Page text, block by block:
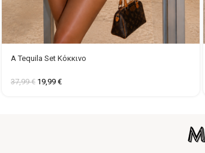
A Tequila Set Κόκκινο
37,99€ 19,99 €